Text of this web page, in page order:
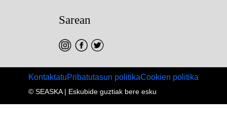
Sarean
Footer menu
KontaktatuPribatutasun politikaCookien politika
© SEASKA | Eskubide guztiak bere esku